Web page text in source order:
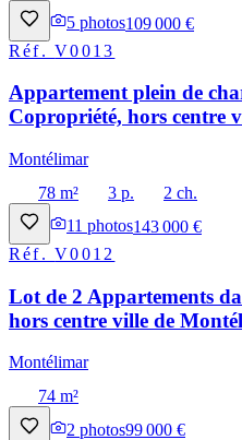
5 photos109 000 €
Réf.V0013
Appartement plein de
Copropriété, hors centre
Montélimar
78 m²
3 p.
2 ch.
11 photos143 000 €
Réf.V0012
Lot de 2 Appartements
hors centre ville de
Montélimar
74 m²
2 photos99 000 €